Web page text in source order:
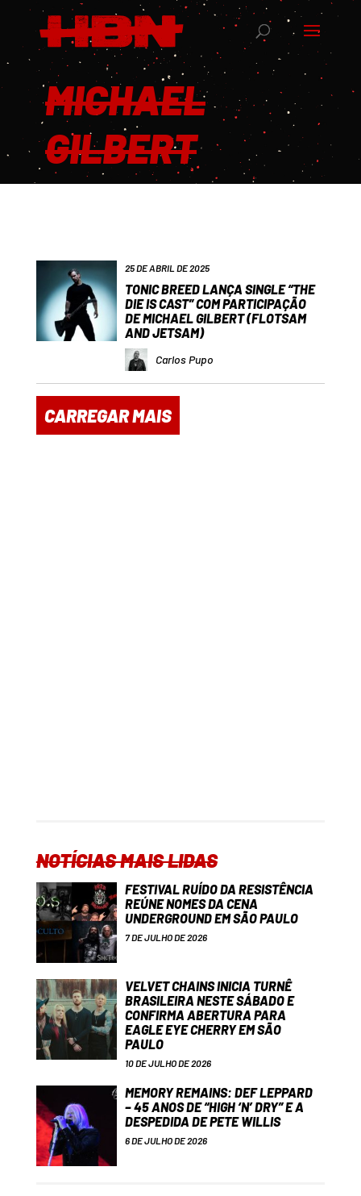
MICHAEL
GILBERT
25 DE ABRIL DE 2025
TONIC BREED LANÇA SINGLE “THE
DIE IS CAST” COM PARTICIPAÇÃO
DE MICHAEL GILBERT (FLOTSAM
AND JETSAM)
Carlos Pupo
CARREGAR MAIS
NOTÍCIAS MAIS LIDAS
FESTIVAL RUÍDO DA RESISTÊNCIA
REÚNE NOMES DA CENA
UNDERGROUND EM SÃO PAULO
7 DE JULHO DE 2026
VELVET CHAINS INICIA TURNÊ
BRASILEIRA NESTE SÁBADO E
CONFIRMA ABERTURA PARA
EAGLE EYE CHERRY EM SÃO
PAULO
10 DE JULHO DE 2026
MEMORY REMAINS: DEF LEPPARD
– 45 ANOS DE “HIGH ‘N’ DRY” E A
DESPEDIDA DE PETE WILLIS
6 DE JULHO DE 2026